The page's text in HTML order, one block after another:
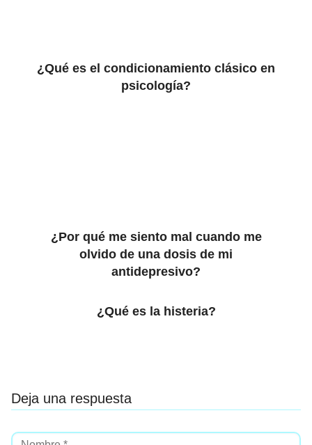
¿Qué es el condicionamiento clásico en
psicología?
¿Por qué me siento mal cuando me
olvido de una dosis de mi
antidepresivo?
¿Qué es la histeria?
Deja una respuesta